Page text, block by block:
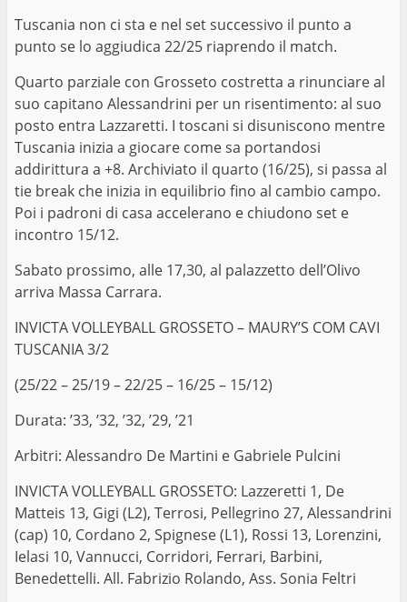
Tuscania non ci sta e nel set successivo il punto a
punto se lo aggiudica 22/25 riaprendo il match.
Quarto parziale con Grosseto costretta a rinunciare al
suo capitano Alessandrini per un risentimento: al suo
posto entra Lazzaretti. I toscani si disuniscono mentre
Tuscania inizia a giocare come sa portandosi
addirittura a +8. Archiviato il quarto (16/25), si passa al
tie break che inizia in equilibrio fino al cambio campo.
Poi i padroni di casa accelerano e chiudono set e
incontro 15/12.
Sabato prossimo, alle 17,30, al palazzetto dell’Olivo
arriva Massa Carrara.
INVICTA VOLLEYBALL GROSSETO – MAURY’S COM CAVI
TUSCANIA 3/2
(25/22 – 25/19 – 22/25 – 16/25 – 15/12)
Durata: ’33, ’32, ’32, ’29, ’21
Arbitri: Alessandro De Martini e Gabriele Pulcini
INVICTA VOLLEYBALL GROSSETO: Lazzeretti 1, De
Matteis 13, Gigi (L2), Terrosi, Pellegrino 27, Alessandrini
(cap) 10, Cordano 2, Spignese (L1), Rossi 13, Lorenzini,
Ielasi 10, Vannucci, Corridori, Ferrari, Barbini,
Benedettelli. All. Fabrizio Rolando, Ass. Sonia Feltri